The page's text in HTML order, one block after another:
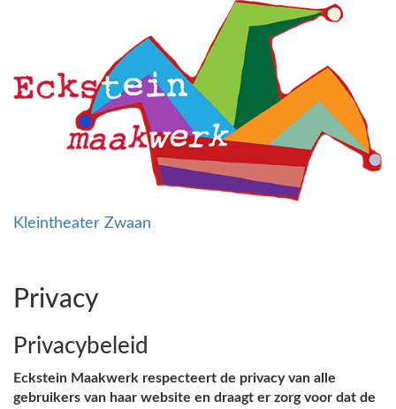
Kleintheater Zwaan
Privacy
Privacybeleid
Eckstein Maakwerk respecteert de privacy van alle
gebruikers van haar website en draagt er zorg voor dat de